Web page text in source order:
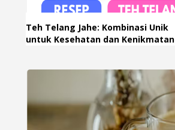
Teh Telang Jahe: Kombinasi Unik
untuk Kesehatan dan Kenikmatan